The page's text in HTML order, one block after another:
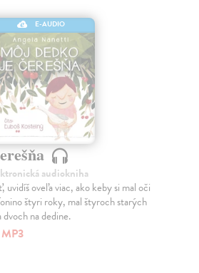
E-AUDIO
audiokniha
uvidíš oveľa viac, ako keby si mal oči
štyri roky, mal štyroch starých
na dedine.
MP3